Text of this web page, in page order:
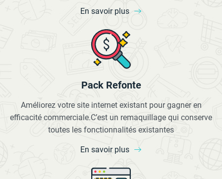
En savoir plus
Pack Refonte
Améliorez votre site internet existant pour gagner en
efficacité commerciale.C’est un remaquillage qui conserve
toutes les fonctionnalités existantes
En savoir plus